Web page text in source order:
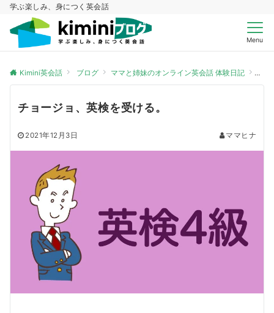
学ぶ楽しみ、身につく英会話
Menu
Kimini英会話 ブログ ママと姉妹のオンライン英会話 体験日記 チョ
チョージョ、英検を受ける。
2021年12月3日 ママヒナ